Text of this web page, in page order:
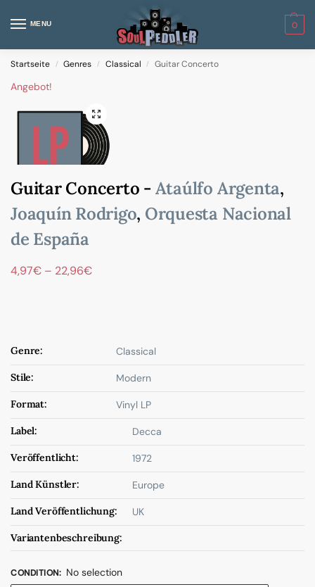
MENU 0
Startseite / Genres / Classical / Guitar Concerto
Angebot!
Guitar Concerto - Ataúlfo Argenta,
Joaquín Rodrigo, Orquesta Nacional
de España
4,97€ – 22,96€
Genre: Classical
Stile: Modern
Format: Vinyl LP
Label: Decca
Veröffentlicht: 1972
Land Künstler: Europe
Land Veröffentlichung: UK
Variantenbeschreibung:
CONDITION: No selection